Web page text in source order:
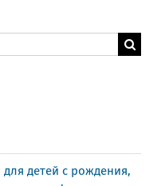
детей с рождения,